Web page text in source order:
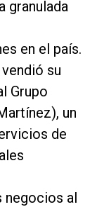
granulada
en el país.
vendió su
Grupo
un
de
negocios al